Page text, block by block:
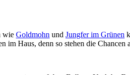
wie Goldmohn und Jungfer im Grünen
Haus, denn so stehen die Chancen